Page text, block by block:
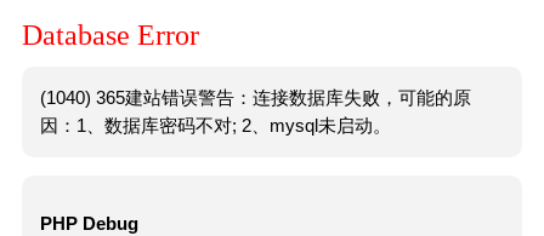
Database Error
(1040) 365建站错误警告：连接数据库失败，可能的原
因：1、数据库密码不对; 2、mysql未启动。
PHP Debug